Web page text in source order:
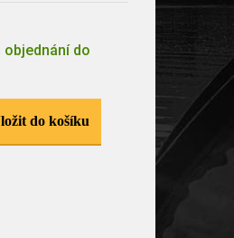
objednání do
do košíku